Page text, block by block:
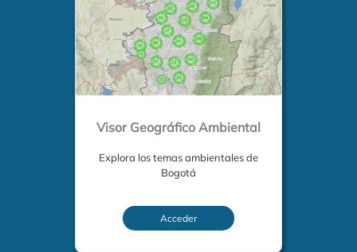
Visor Geográfico Ambiental
Explora los temas ambientales de
Bogotá
Acceder